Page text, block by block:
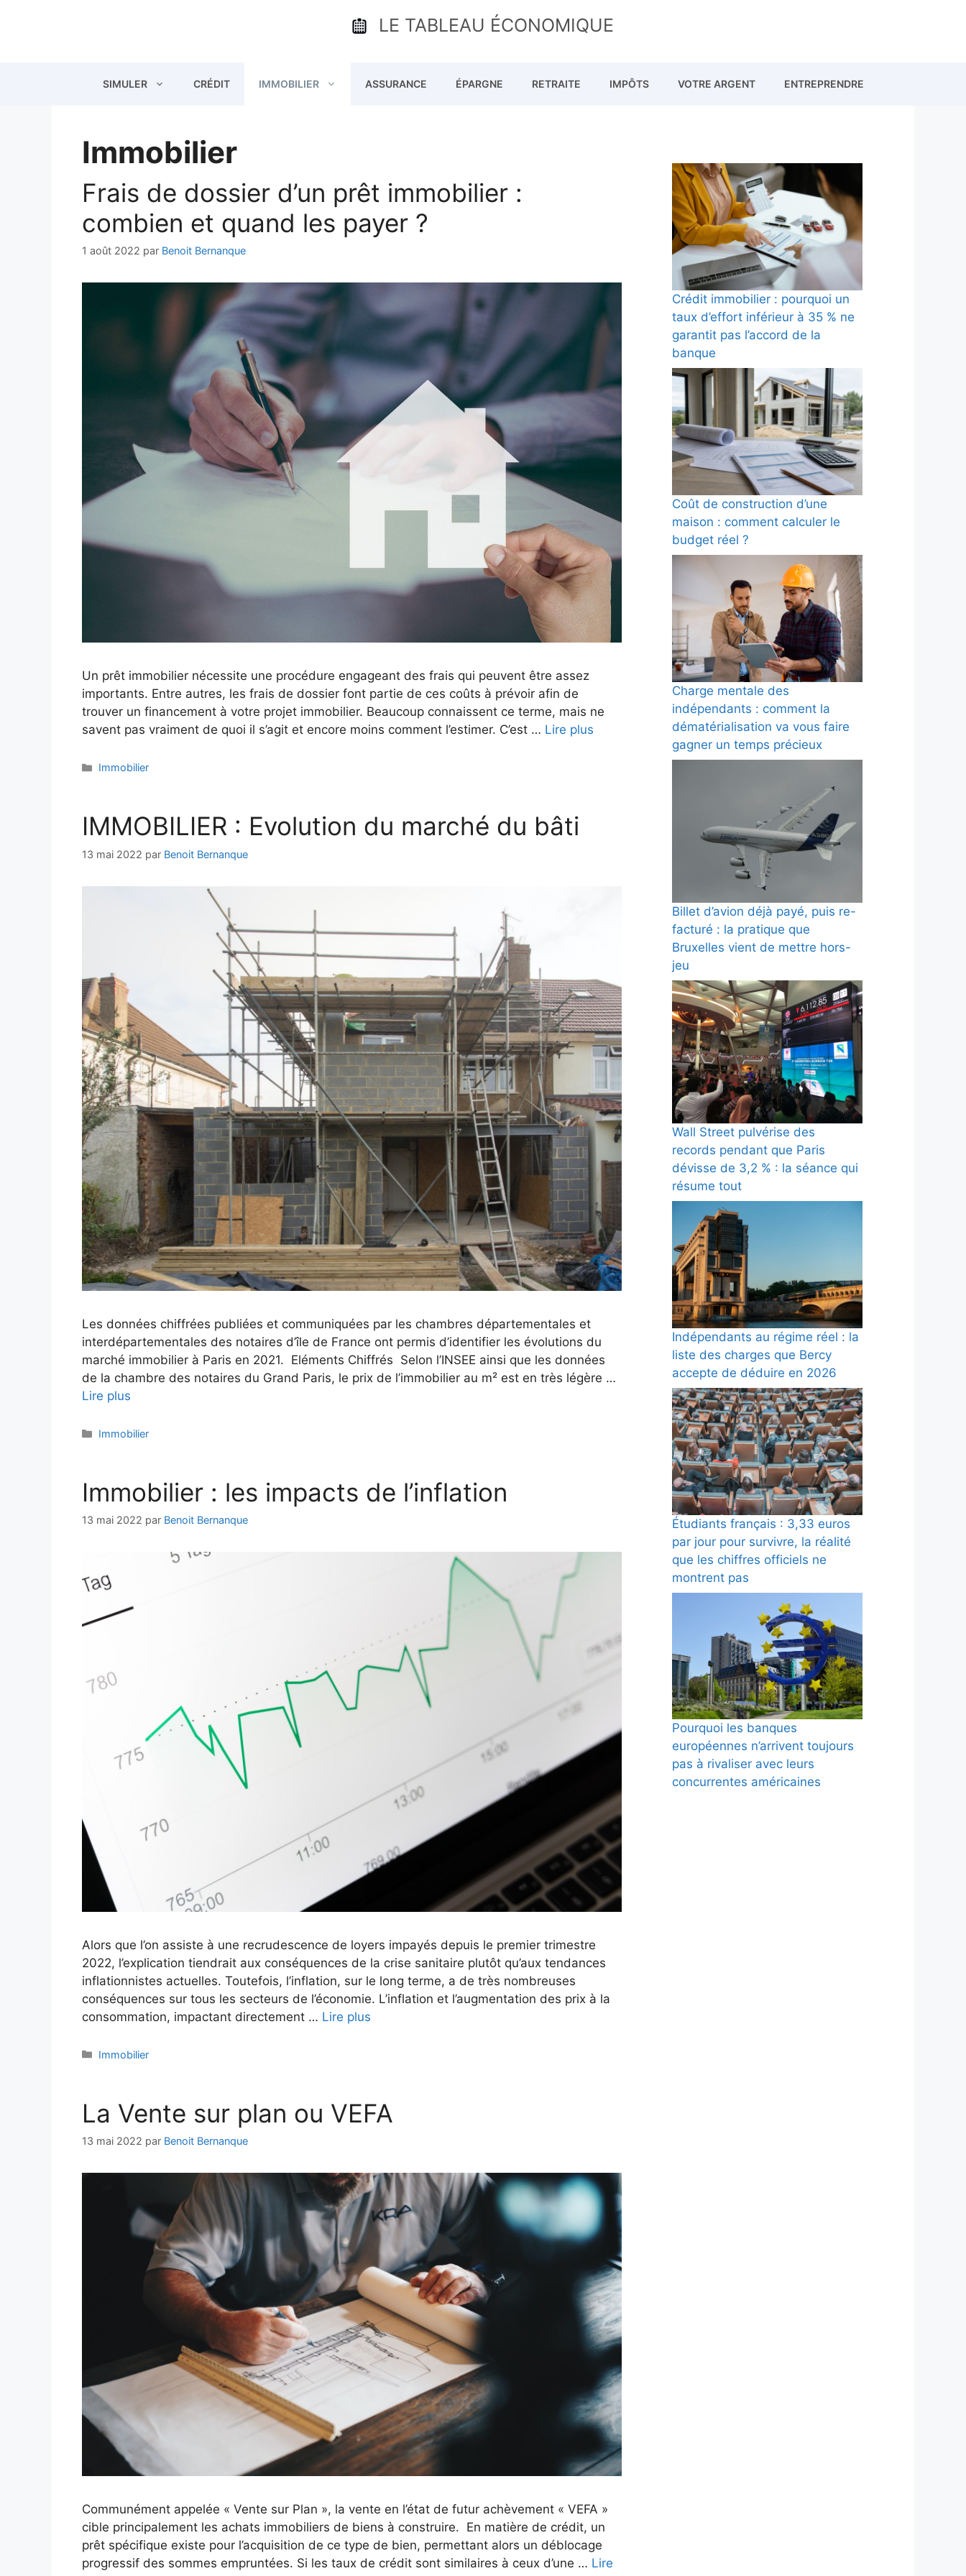
LE TABLEAU ÉCONOMIQUE
SIMULER CRÉDIT IMMOBILIER ASSURANCE ÉPARGNE RETRAITE IMPÔTS VOTRE ARGENT ENTREPRENDRE
Immobilier
Frais de dossier d’un prêt immobilier :
combien et quand les payer ?
1 août 2022 par Benoit Bernanque
Un prêt immobilier nécessite une procédure engageant des frais qui peuvent être assez
importants. Entre autres, les frais de dossier font partie de ces coûts à prévoir afin de
trouver un financement à votre projet immobilier. Beaucoup connaissent ce terme, mais ne
savent pas vraiment de quoi il s’agit et encore moins comment l’estimer. C’est … Lire plus
Catégories
Immobilier
IMMOBILIER : Evolution du marché du bâti
13 mai 2022 par Benoit Bernanque
Les données chiffrées publiées et communiquées par les chambres départementales et
interdépartementales des notaires d’île de France ont permis d’identifier les évolutions du
marché immobilier à Paris en 2021. Eléments Chiffrés Selon l’INSEE ainsi que les données
de la chambre des notaires du Grand Paris, le prix de l’immobilier au m² est en très légère …
Lire plus
Catégories
Immobilier
Immobilier : les impacts de l’inflation
13 mai 2022 par Benoit Bernanque
Alors que l’on assiste à une recrudescence de loyers impayés depuis le premier trimestre
2022, l’explication tiendrait aux conséquences de la crise sanitaire plutôt qu’aux tendances
inflationnistes actuelles. Toutefois, l’inflation, sur le long terme, a de très nombreuses
conséquences sur tous les secteurs de l’économie. L’inflation et l’augmentation des prix à la
consommation, impactant directement … Lire plus
Catégories
Immobilier
La Vente sur plan ou VEFA
13 mai 2022 par Benoit Bernanque
Communément appelée « Vente sur Plan », la vente en l’état de futur achèvement « VEFA »
cible principalement les achats immobiliers de biens à construire. En matière de crédit, un
prêt spécifique existe pour l’acquisition de ce type de bien, permettant alors un déblocage
progressif des sommes empruntées. Si les taux de crédit sont similaires à ceux d’une … Lire
Crédit immobilier : pourquoi un
taux d’effort inférieur à 35 % ne
garantit pas l’accord de la
banque
Coût de construction d’une
maison : comment calculer le
budget réel ?
Charge mentale des
indépendants : comment la
dématérialisation va vous faire
gagner un temps précieux
Billet d’avion déjà payé, puis re-
facturé : la pratique que
Bruxelles vient de mettre hors-
jeu
Wall Street pulvérise des
records pendant que Paris
dévisse de 3,2 % : la séance qui
résume tout
Indépendants au régime réel : la
liste des charges que Bercy
accepte de déduire en 2026
Étudiants français : 3,33 euros
par jour pour survivre, la réalité
que les chiffres officiels ne
montrent pas
Pourquoi les banques
européennes n’arrivent toujours
pas à rivaliser avec leurs
concurrentes américaines